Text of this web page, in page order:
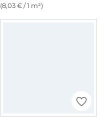
(8,03 € / 1 m²)